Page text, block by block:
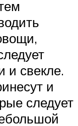
и свекле.
и
следует